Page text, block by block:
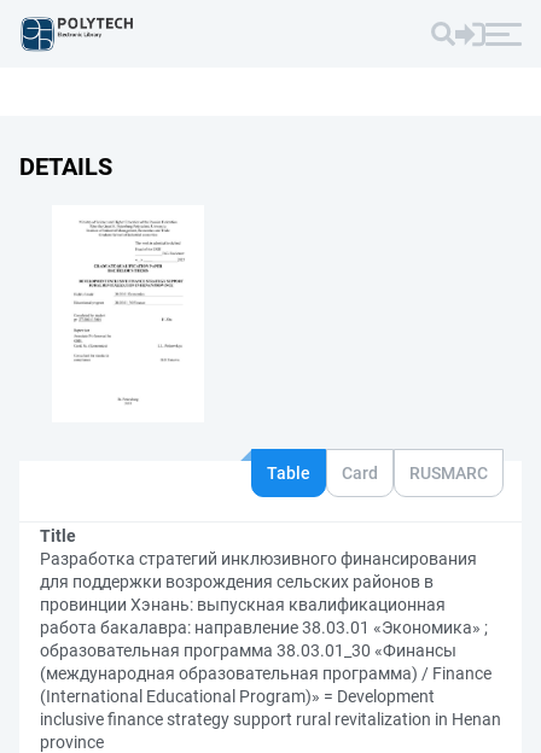
DETAILS
Table Card RUSMARC
Title
Разработка стратегий инклюзивного финансирования
для поддержки возрождения сельских районов в
провинции Хэнань: выпускная квалификационная
работа бакалавра: направление 38.03.01 «Экономика» ;
образовательная программа 38.03.01_30 «Финансы
(международная образовательная программа) / Finance
(International Educational Program)» = Development
inclusive finance strategy support rural revitalization in Henan
province